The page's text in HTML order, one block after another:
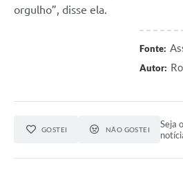
orgulho”, disse ela.
Fonte:
Autor:
GOSTEI NÃO GOSTEI
Seja